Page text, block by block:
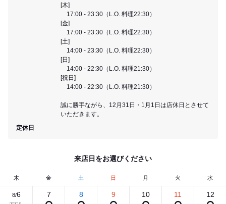
[木]
17:00 - 23:30（L.O. 料理22:30）
[金]
17:00 - 23:30（L.O. 料理22:30）
[土]
14:00 - 23:30（L.O. 料理22:30）
[日]
14:00 - 22:30（L.O. 料理21:30）
[祝日]
14:00 - 22:30（L.O. 料理21:30）
誠に勝手ながら、12月31日・1月1日は店休日とさせて
いただきます。
定休日
来店日をお選びください
木 金 土 日 月 火 水
8/6 7 8 9 10 11 12